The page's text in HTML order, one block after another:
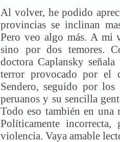
Al volver, he podido
provincias se inclinan
Pero veo algo más. A
sino por dos temores.
doctora Caplansky
terror provocado por el
Sendero, seguido por
peruanos y su sencilla
Todo eso también en una
Políticamente
violencia. Vaya amable